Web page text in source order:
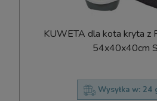
KUWETA dla kota kryta z
54x40x40cm
Wysyłka w: 24